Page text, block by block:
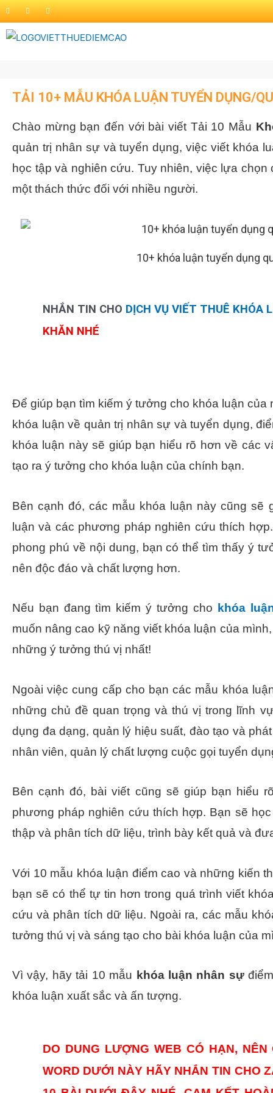
TẢI 10+ MẪU KHÓA LUẬN TUYỂN DỤNG/
Chào mừng bạn đến với bài viết Tải 10 Mẫu
quản trị nhân sự và tuyển dụng, việc viết khóa
học tập và nghiên cứu. Tuy nhiên, việc lựa
một thách thức đối với nhiều người.
10+ khóa luận tuyển dụng
NHẮN TIN CHO DỊCH VỤ VIẾT THUÊ KHÓA
KHĂN NHÉ
Để giúp bạn tìm kiếm ý tưởng cho khóa luận
khóa luận về quản trị nhân sự và tuyển dụng,
khóa luận này sẽ giúp bạn hiểu rõ hơn về các
tạo ra ý tưởng cho khóa luận của chính bạn.
Bên cạnh đó, các mẫu khóa luận này cũng sẽ
luận và các phương pháp nghiên cứu thích
phong phú về nội dung, bạn có thể tìm thấy ý
nên độc đáo và chất lượng hơn.
Nếu bạn đang tìm kiếm ý tưởng cho
khóa
muốn nâng cao kỹ năng viết khóa luận của
những ý tưởng thú vị nhất!
Ngoài việc cung cấp cho bạn các mẫu khóa
những chủ đề quan trọng và thú vị trong lĩnh
dụng đa dạng, quản lý hiệu suất, đào tạo và
nhân viên, quản lý chất lượng cuộc gọi tuyển
Bên cạnh đó, bài viết cũng sẽ giúp bạn hiểu
phương pháp nghiên cứu thích hợp. Bạn sẽ
thập và phân tích dữ liệu, trình bày kết quả và
Với 10 mẫu khóa luận điểm cao và những kiến
bạn sẽ có thể tự tin hơn trong quá trình viết
cứu và phân tích dữ liệu. Ngoài ra, các mẫu
tưởng thú vị và sáng tạo cho bài khóa luận của
Vì vậy, hãy tải 10 mẫu khóa luận nhân sự
khóa luận xuất sắc và ấn tượng.
DO DUNG LƯỢNG WEB CÓ HẠN,
WORD DƯỚI NÀY HÃY NHẮN TIN CHO